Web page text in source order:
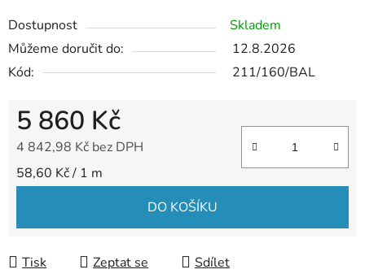
Dostupnost
Skladem
Můžeme doručit do:
12.8.2026
Kód:
211/160/BAL
5 860 Kč
4 842,98 Kč bez DPH
Měrná cena:
58,60 Kč / 1 m
DO KOŠÍKU
Tisk Zeptat se Sdílet